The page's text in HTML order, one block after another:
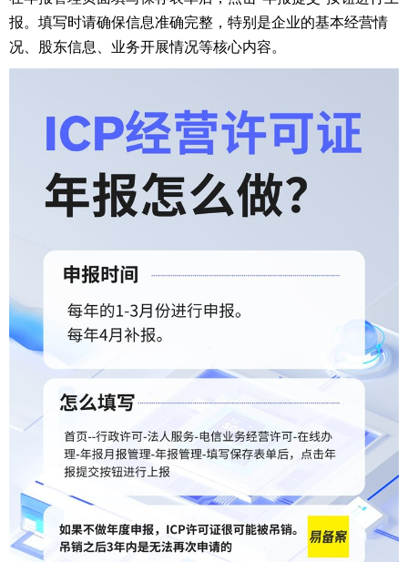
报。填写时请确保信息准确完整，特别是企业的基本经营情
况、股东信息、业务开展情况等核心内容。